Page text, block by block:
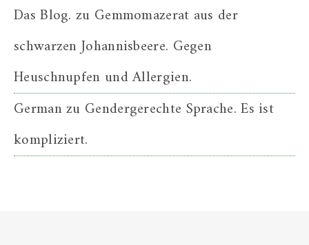
Das Blog. zu Gemmomazerat aus der
schwarzen Johannisbeere. Gegen
Heuschnupfen und Allergien.
Germanzu Gendergerechte Sprache. Es ist
kompliziert.